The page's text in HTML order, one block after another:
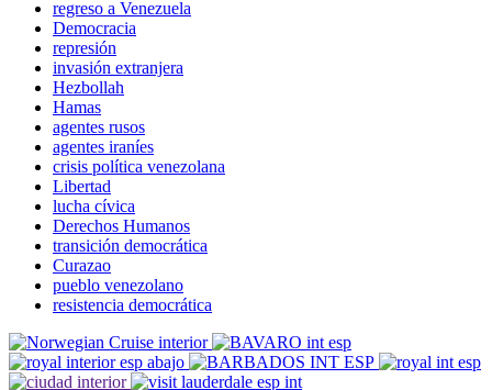
regreso a Venezuela
Democracia
represión
invasión extranjera
Hezbollah
Hamas
agentes rusos
agentes iraníes
crisis política venezolana
Libertad
lucha cívica
Derechos Humanos
transición democrática
Curazao
pueblo venezolano
resistencia democrática